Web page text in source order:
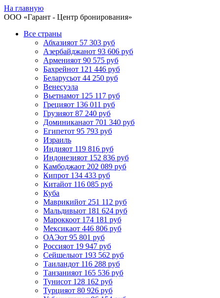
На главную
ООО «Гарант - Центр бронирования»
Все страны
Абхазияот 57 303 руб
Азербайджанот 93 606 руб
Арменияот 90 575 руб
Бахрейнот 121 446 руб
Беларусьот 44 250 руб
Венесуэла
Вьетнамот 125 117 руб
Грецияот 136 011 руб
Грузияот 87 240 руб
Доминиканаот 701 340 руб
Египетот 95 793 руб
Израиль
Индияот 119 816 руб
Индонезияот 152 836 руб
Камбоджаот 202 089 руб
Кипрот 134 433 руб
Китайот 116 085 руб
Куба
Маврикийот 251 112 руб
Мальдивыот 181 624 руб
Мароккоот 174 181 руб
Мексикаот 446 806 руб
ОАЭот 95 801 руб
Россияот 19 947 руб
Сейшелыот 193 562 руб
Таиландот 116 288 руб
Танзанияот 165 536 руб
Тунисот 128 162 руб
Турцияот 80 926 руб